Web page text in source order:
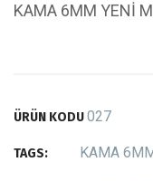
KAMA 6MM YENİ
ÜRÜN KODU027
TAGS: KAMA